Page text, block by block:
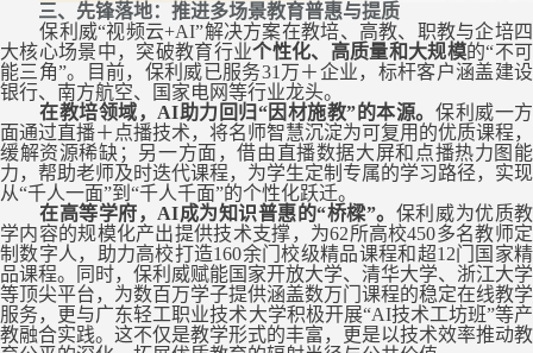
三、先锋落地：推进多场景教育普惠与提质
保利威“视频云+AI”解决方案在教培、高教、职教与企培四
大核心场景中， 突破教育行业个性化、高质量和大规模的“不可
能三角”。目前， 保利威已服务31万＋企业， 标杆客户涵盖建设
银行、南方航空、国家电网等行业龙头。
在教培领域， AI助力回归“因材施教”的本源。 保利威一方
面通过直播＋点播技术，将名师智慧沉淀为可复用的优质课程，
缓解资源稀缺；另一方面，借由直播数据大屏和点播热力图能
力， 帮助老师及时迭代课程， 为学生定制 专属的学习路径，实现
从“千人一面”到“千人千面”的个性化跃迁。
在高等学府， AI成为知识普惠的“桥樑”。 保利威为优质教
学内容的规模化产出提供技术支撑， 为62所高校450多名教师定
制数字人， 助力高校打造160余门校级精品课程和超1 2门国家精
品课程。 同时， 保利威赋能国家开放大学、 清华大学、浙江大学
等顶尖平台，为数百万学子提供涵盖数万门课程的稳定在线教学
服务， 更与广东轻工职业技术大学积极开展“AI技术工坊班”等产
教融合实践。 这不仅是教学形式的丰富，更是以技术效率推动教